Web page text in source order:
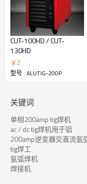
Conventional Pulsed
Typically from 0.2 to 10
CUT-100HD / CUT-
130HD
￥2
型号 : ALUTIG-200P
关键词
单相200amp tig焊机
ac / dc tig焊机用于铝
200amp逆变器交直流氩
tig焊工
氩弧焊机
焊接机